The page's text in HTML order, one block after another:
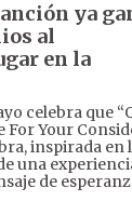
ya
al
en la
celebra que
For Your
inspirada en
una
de